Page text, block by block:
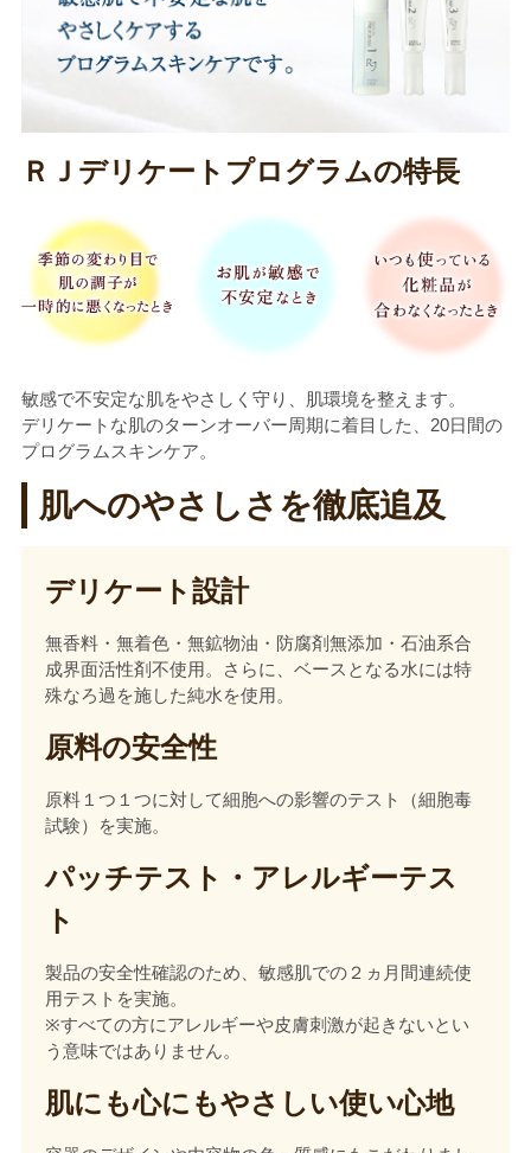
ＲＪデリケートプログラムの特長
敏感で不安定な肌をやさしく守り、肌環境を整えます。
デリケートな肌のターンオーバー周期に着目した、20日間の
プログラムスキンケア。
肌へのやさしさを徹底追及
デリケート設計
無香料・無着色・無鉱物油・防腐剤無添加・石油系合
成界面活性剤不使用。さらに、ベースとなる水には特
殊なろ過を施した純水を使用。
原料の安全性
原料１つ１つに対して細胞への影響のテスト（細胞毒
試験）を実施。
パッチテスト・アレルギーテス
ト
製品の安全性確認のため、敏感肌での２ヵ月間連続使
用テストを実施。
※すべての方にアレルギーや皮膚刺激が起きないとい
う意味ではありません。
肌にも心にもやさしい使い心地